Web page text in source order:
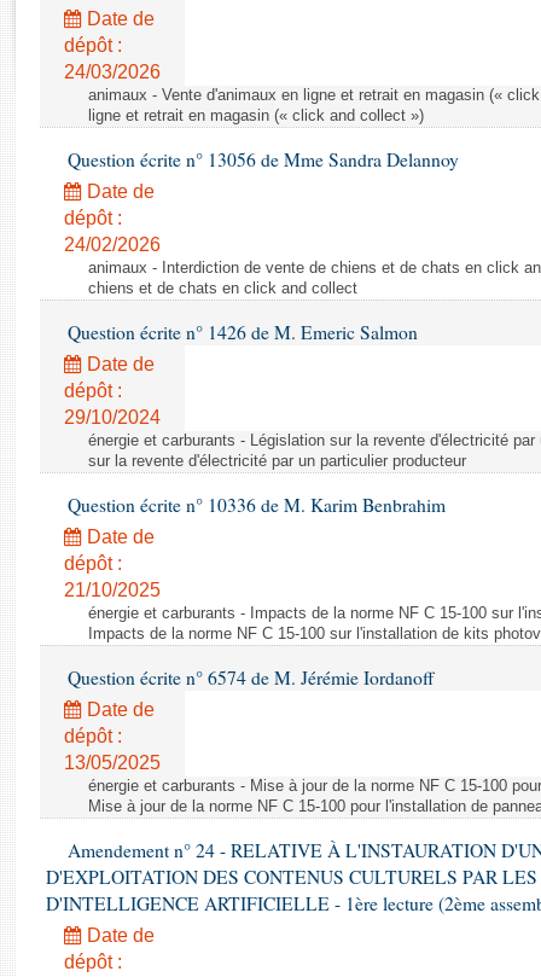
Rapports législatifs
Rapports sur l'application des lois
Baromètre de l’application des lois
Dossiers législatifs
Budget et sécurité sociale
Questions écrites et orales
Comptes rendus des débats
Date de
dépôt :
24/03/2026
animaux - Vente d'animaux en ligne et retrait en magasin («
ligne et retrait en magasin (« click and collect »)
Question écrite n° 13056 de Mme Sandra Delannoy
Date de
dépôt :
24/02/2026
animaux - Interdiction de vente de chiens et de chats en click
chiens et de chats en click and collect
Question écrite n° 1426 de M. Emeric Salmon
Date de
dépôt :
29/10/2024
énergie et carburants - Législation sur la revente d'électricité
sur la revente d'électricité par un particulier producteur
Question écrite n° 10336 de M. Karim Benbrahim
Date de
dépôt :
21/10/2025
énergie et carburants - Impacts de la norme NF C 15-100 sur
Impacts de la norme NF C 15-100 sur l'installation de kits
Question écrite n° 6574 de M. Jérémie Iordanoff
Date de
dépôt :
13/05/2025
énergie et carburants - Mise à jour de la norme NF C 15-100
Mise à jour de la norme NF C 15-100 pour l'installation de
Amendement n° 24 - RELATIVE À L'INSTAURATION
D'EXPLOITATION DES CONTENUS CULTURELS PAR LES
D'INTELLIGENCE ARTIFICIELLE - 1ère lecture (2ème
Date de
dépôt :